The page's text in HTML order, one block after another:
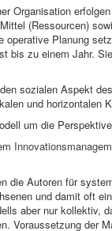
Organisation
(Ressourcen)
operative Planung
bis zu einem Jahr.
sozialen Aspekt
und horizontalen
um die
die Autoren für
und damit oft
aber nur kollektiv,
Voraussetzung der